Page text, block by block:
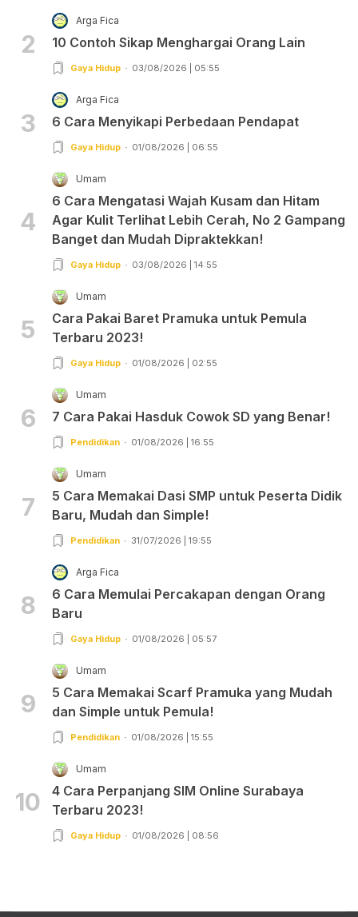
2
Arga Fica
10 Contoh Sikap Menghargai Orang Lain
Gaya Hidup 03/08/2026 | 05:55
3
Arga Fica
6 Cara Menyikapi Perbedaan Pendapat
Gaya Hidup 01/08/2026 | 06:55
4
Umam
6 Cara Mengatasi Wajah Kusam dan Hitam
Agar Kulit Terlihat Lebih Cerah, No 2 Gampang
Banget dan Mudah Dipraktekkan!
Gaya Hidup 03/08/2026 | 14:55
5
Umam
Cara Pakai Baret Pramuka untuk Pemula
Terbaru 2023!
Gaya Hidup 01/08/2026 | 02:55
6
Umam
7 Cara Pakai Hasduk Cowok SD yang Benar!
Pendidikan 01/08/2026 | 16:55
7
Umam
5 Cara Memakai Dasi SMP untuk Peserta Didik
Baru, Mudah dan Simple!
Pendidikan 31/07/2026 | 19:55
8
Arga Fica
6 Cara Memulai Percakapan dengan Orang
Baru
Gaya Hidup 01/08/2026 | 05:57
9
Umam
5 Cara Memakai Scarf Pramuka yang Mudah
dan Simple untuk Pemula!
Pendidikan 01/08/2026 | 15:55
10
Umam
4 Cara Perpanjang SIM Online Surabaya
Terbaru 2023!
Gaya Hidup 01/08/2026 | 08:56